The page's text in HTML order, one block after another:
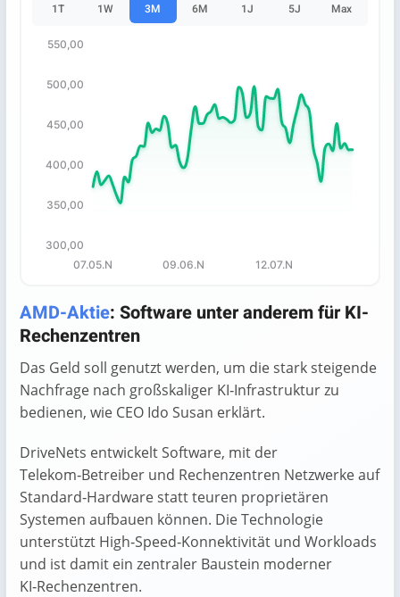
1T 1W 3M 6M 1J 5J Max
Chart with 67 data points.
The chart has 1 X axis displaying categories.
The chart has 1 Y axis displaying values. Data ranges
07.05.N 09.06.N 12.07.N
300,00
350,00
400,00
450,00
500,00
550,00
AMD-Aktie: Software unter anderem für KI-
Rechenzentren
Das Geld soll genutzt werden, um die stark steigende
Nachfrage nach großskaliger KI‑Infrastruktur zu
bedienen, wie CEO Ido Susan erklärt.
DriveNets entwickelt Software, mit der
Telekom‑Betreiber und Rechenzentren Netzwerke auf
Standard‑Hardware statt teuren proprietären
Systemen aufbauen können. Die Technologie
unterstützt High‑Speed‑Konnektivität und Workloads
und ist damit ein zentraler Baustein moderner
KI‑Rechenzentren.